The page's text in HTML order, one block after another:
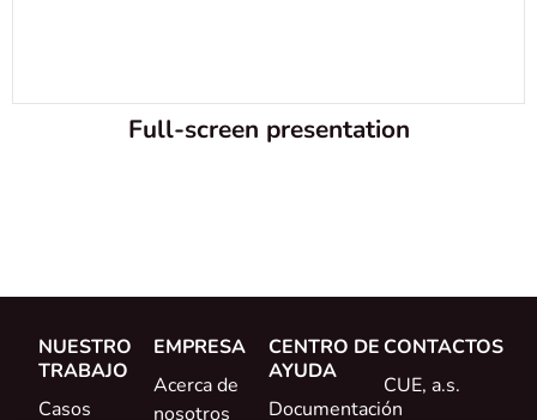
Full-screen presentation
NUESTRO
TRABAJO
Casos
EMPRESA
Acerca de
nosotros
CENTRO DE
AYUDA
Documentación
CONTACTOS
CUE, a.s.